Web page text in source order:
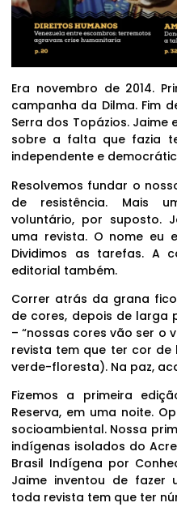
Era novembro de 2014.
campanha da Dilma. Fim
Serra dos Topázios.
sobre a falta que fazia
independente e
Resolvemos fundar o
de resistência. Mais
voluntário, por suposto.
uma revista. O nome eu
Dividimos as tarefas. A
editorial também.
Correr atrás da grana
de cores, depois de larga
– “nossas cores vão ser o
revista tem que ter cor de
verde-floresta). Na paz,
Fizemos a primeira
Reserva, em uma noite.
socioambiental. Nossa
indígenas isolados do
Brasil Indígena por
Jaime inventou de fazer
toda revista tem que ter